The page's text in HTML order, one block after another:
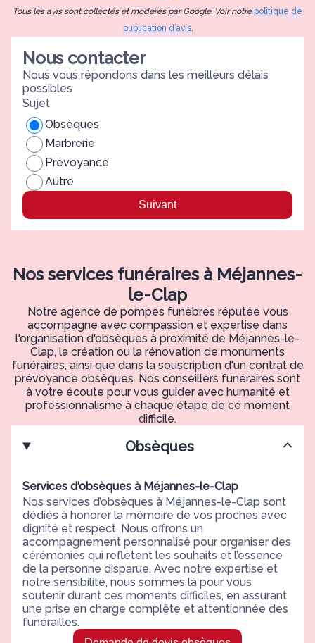
Tous les avis sont collectés et modérés par Google. Voir notrepolitique de
publication d’avis.
Nous contacter
Nous vous répondons dans les meilleurs délais
possibles
Sujet
Obsèques
Marbrerie
Prévoyance
Autre
Suivant
Nos services funéraires à Méjannes-
le-Clap
Notre agence de pompes funèbres réputée vous
accompagne avec compassion et expertise dans
l'organisation d'obsèques à proximité de Méjannes-le-
Clap, la création ou la rénovation de monuments
funéraires, ainsi que dans la souscription d'un contrat de
prévoyance obsèques. Nos conseillers funéraires sont
à votre écoute pour vous guider avec humanité et
professionnalisme à chaque étape de ce moment
difficile.
Obsèques
Services d'obsèques à Méjannes-le-Clap
Nos services d’obsèques à Méjannes-le-Clap sont
dédiés à honorer la mémoire de vos proches avec
dignité et respect. Nous offrons un
accompagnement personnalisé pour organiser des
cérémonies qui reflètent les souhaits et l’essence
de la personne disparue. Avec notre expertise et
notre sensibilité, nous sommes là pour vous
soutenir durant ces moments difficiles, en assurant
une prise en charge complète et attentionnée des
funérailles.